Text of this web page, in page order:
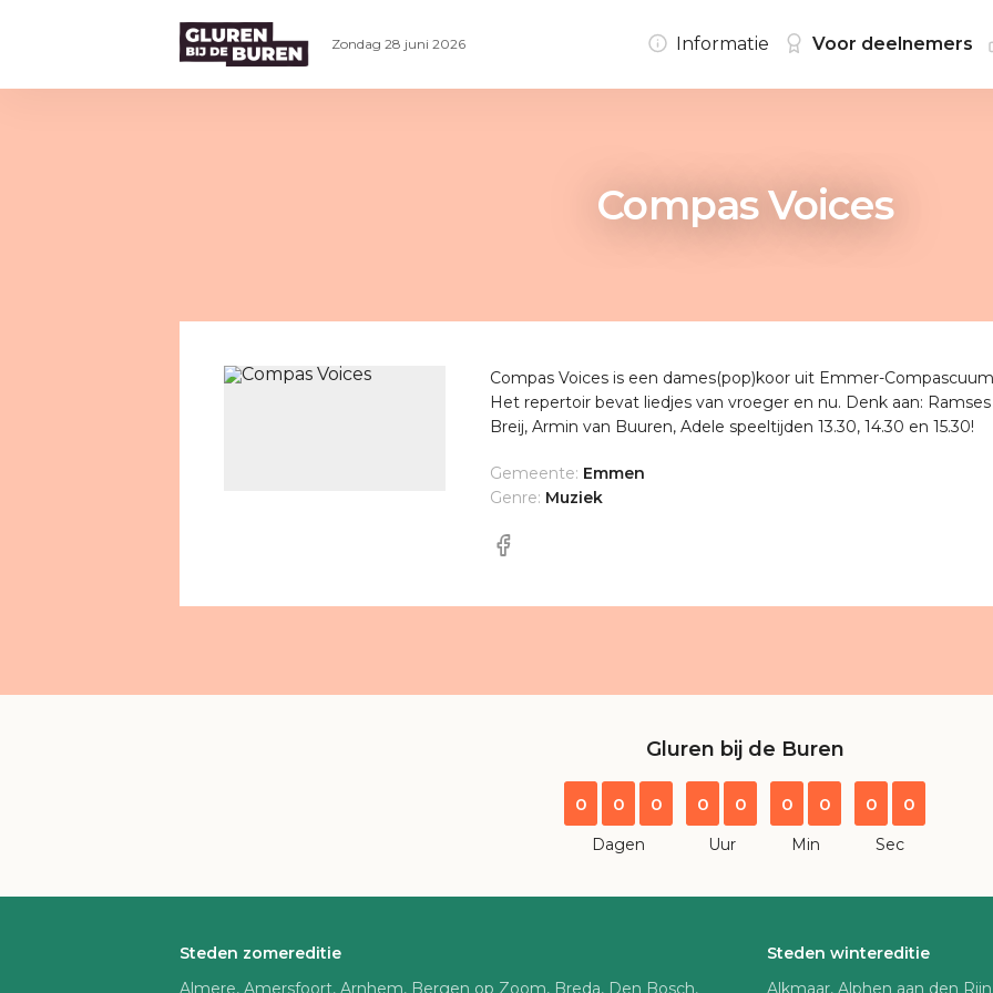
Compas Voices
Compas Voices is een dames(pop)koor uit Emmer-
Het repertoir bevat liedjes van vroeger en nu. Denk aan:
Breij, Armin van Buuren, Adele speeltijden 13.30, 14.30 en 15.30!
Gemeente: Emmen
Genre: Muziek
Gluren bij de Buren
0 0 0
Dagen
0 0
Uur
0 0
Min
0 0
Sec
Steden zomereditie
Almere, Amersfoort, Arnhem, Bergen op Zoom, Breda, Den Bosch,
Steden wintereditie
Alkmaar, Alphen aan den
Zondag 28 juni 2026 Informatie Voor deelnemers